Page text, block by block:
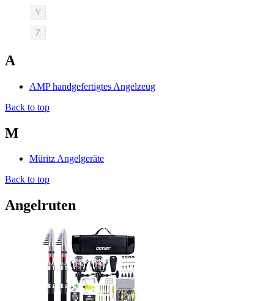
Y
Z
A
AMP handgefertigtes Angelzeug
Back to top
M
Müritz Angelgeräte
Back to top
Angelruten